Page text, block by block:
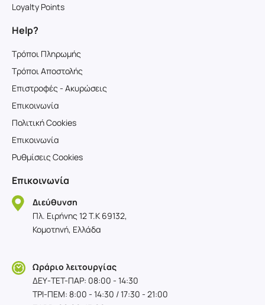
Loyalty Points
Help?
Τρόποι Πληρωμής
Τρόποι Αποστολής
Επιστροφές - Ακυρώσεις
Επικοινωνία
Πολιτική Cookies
Επικοινωνία
Ρυθμίσεις Cookies
Επικοινωνία
Διεύθυνση
Πλ. Ειρήνης 12 T.K 69132,
Κομοτηνή, Ελλάδα
Ωράριο λειτουργίας
ΔΕΥ-TET-ΠΑΡ: 08:00 - 14:30
ΤΡΙ-ΠΕΜ: 8:00 - 14:30 / 17:30 - 21:00